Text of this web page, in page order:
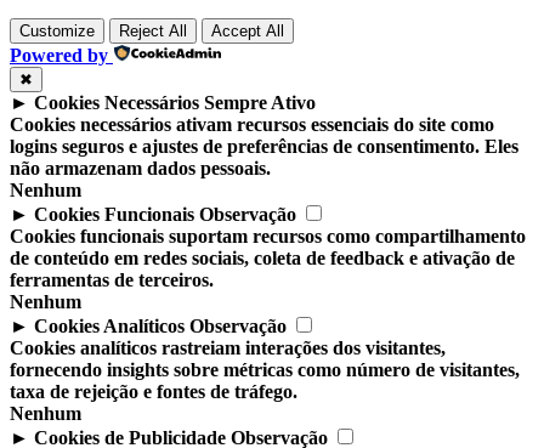
Customize Reject All Accept All
Powered by
✖
► Cookies Necessários Sempre Ativo
Cookies necessários ativam recursos essenciais do site como
logins seguros e ajustes de preferências de consentimento. Eles
não armazenam dados pessoais.
Nenhum
► Cookies Funcionais Observação
Cookies funcionais suportam recursos como compartilhamento
de conteúdo em redes sociais, coleta de feedback e ativação de
ferramentas de terceiros.
Nenhum
► Cookies Analíticos Observação
Cookies analíticos rastreiam interações dos visitantes,
fornecendo insights sobre métricas como número de visitantes,
taxa de rejeição e fontes de tráfego.
Nenhum
► Cookies de Publicidade Observação